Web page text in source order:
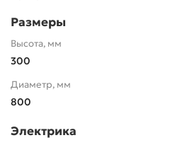
Размеры
Высота, мм
300
Диаметр, мм
800
Электрика